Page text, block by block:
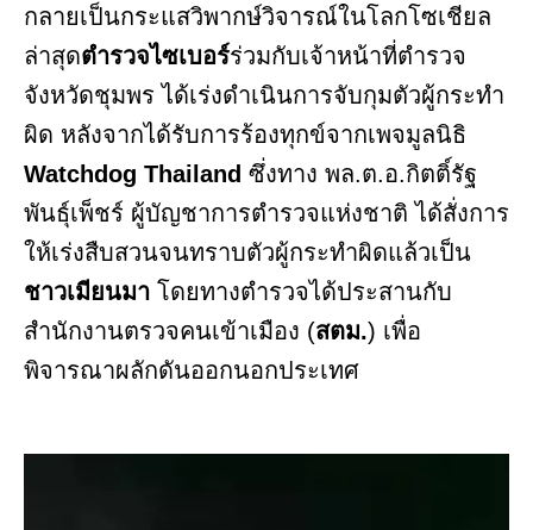
กลายเป็นกระแสวิพากษ์วิจารณ์ในโลกโซเชียล
ล่าสุดตำรวจไซเบอร์ร่วมกับเจ้าหน้าที่ตำรวจ
จังหวัดชุมพร ได้เร่งดำเนินการจับกุมตัวผู้กระทำ
ผิด หลังจากได้รับการร้องทุกข์จากเพจมูลนิธิ
Watchdog Thailand ซึ่งทาง พล.ต.อ.กิตติ์รัฐ
พันธุ์เพ็ชร์ ผู้บัญชาการตำรวจแห่งชาติ ได้สั่งการ
ให้เร่งสืบสวนจนทราบตัวผู้กระทำผิดแล้วเป็น
ชาวเมียนมา โดยทางตำรวจได้ประสานกับ
สำนักงานตรวจคนเข้าเมือง (สตม.) เพื่อ
พิจารณาผลักดันออกนอกประเทศ